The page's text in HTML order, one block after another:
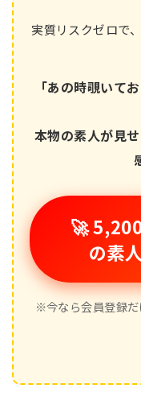
実質リスクゼロで
「あの時覗いて
本物の素人が見
🚀
の素
※今なら会員登録